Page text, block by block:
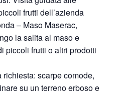
frutti dell’azienda
– Maso Maserac,
la salita al maso e
piccoli frutti o altri prodotti
richiesta: scarpe comode,
su un terreno erboso e